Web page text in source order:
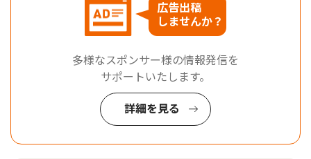
広告出稿
しませんか？
多様なスポンサー様の情報発信を
サポートいたします。
詳細を見る